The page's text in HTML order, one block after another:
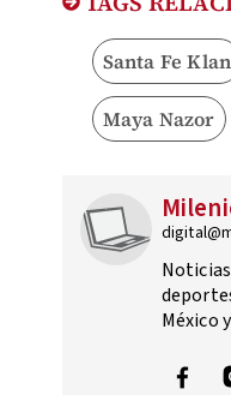
Santa Fe Klan
Maya Nazor
México